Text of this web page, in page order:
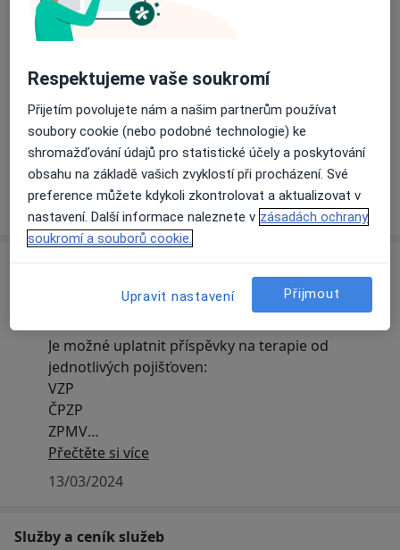
Zobrazit galerii (1)
Víceo zkušenostech
Mgr. Jitka Chalupníčková
Je možné uplatnit příspěvky na terapie od
jednotlivých pojišťoven:
VZP
ČPZP
ZPMV
ZPŠ
RBP
Přečtěte si více
13/03/2024
Služby a ceník služeb
Respektujeme vaše soukromí
Přijetím povolujete nám a našim partnerům používat
soubory cookie (nebo podobné technologie) ke
shromažďování údajů pro statistické účely a poskytování
obsahu na základě vašich zvyklostí při procházení. Své
preference můžete kdykoli zkontrolovat a aktualizovat v
nastavení. Další informace naleznete v zásadách ochrany
soukromí a souborů cookie.
Upravit nastavení Přijmout